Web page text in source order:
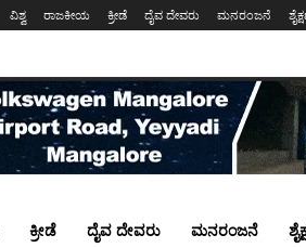
ವಿಶ್ವ ರಾಜಕೀಯ ಕ್ರೀಡೆ ದೈವ ದೇವರು ಮನರಂಜನೆ
ಕ್ರೀಡೆ ದೈವ ದೇವರು ಮನರಂಜನೆ